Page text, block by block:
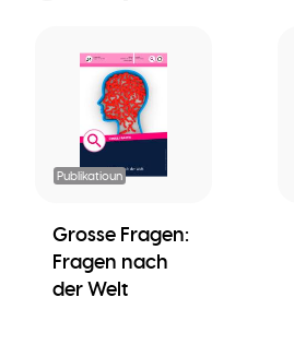
Publikatioun
Grosse Fragen:
Fragen nach
der Welt